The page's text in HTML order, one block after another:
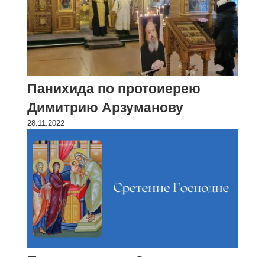
Панихида по протоиерею
Димитрию Арзуманову
28.11.2022